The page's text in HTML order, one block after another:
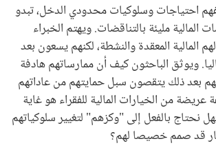
احتياجات وسلوكيات محدودي الدخل، تبدو
المالية مليئة بالتناقضات. ويهتم الخبراء
المالية المعقدة والنشطة، لكنهم يسعون بعد
ويوثق الباحثون كيف أن ممارساتهم هادفة
بعد ذلك يتقصون سبل حمايتهم من عاداتهم
عريضة من الخيارات المالية للفقراء هو غاية
نحتاج بالفعل إلى "وكزهم" لتغيير سلوكياتهم
قد صمم خصيصا لهم؟